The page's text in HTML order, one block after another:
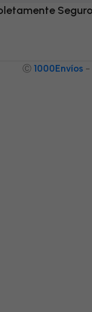
Ⓒ 1000Envíos -